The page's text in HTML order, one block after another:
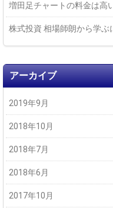
増田足チャートの料金は高
株式投資 相場師朗から学
アーカイブ
2019年9月
2018年10月
2018年7月
2018年6月
2017年10月